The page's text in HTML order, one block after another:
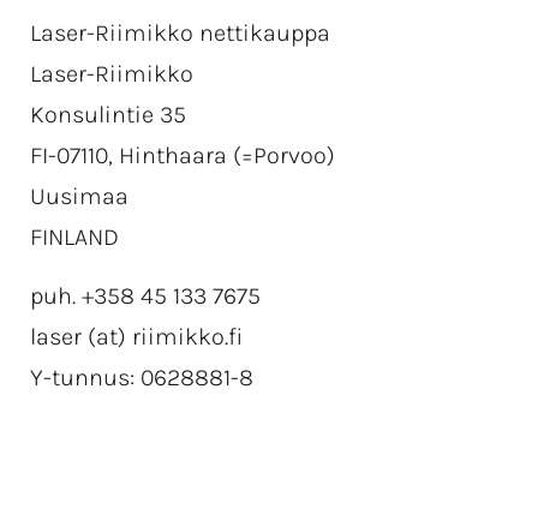
Laser-Riimikko nettikauppa
Laser-Riimikko
Konsulintie 35
FI-07110, Hinthaara (=Porvoo)
Uusimaa
FINLAND
puh. +358 45 133 7675
laser (at) riimikko.fi
Y-tunnus: 0628881-8